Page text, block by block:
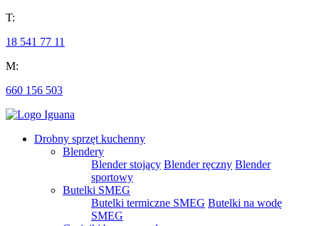
T:
18 541 77 11
M:
660 156 503
Drobny sprzęt kuchenny
Blendery
Blender stojący Blender ręczny Blender
sportowy
Butelki SMEG
Butelki termiczne SMEG Butelki na wodę
SMEG